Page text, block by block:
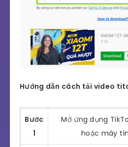
Hướng dẫn cách tải video
Bước
1
Mở ứng dụng
hoặc máy